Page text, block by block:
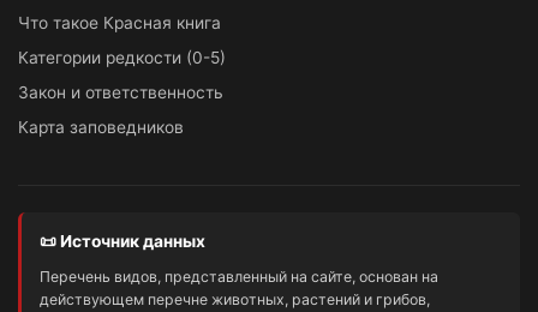
Что такое Красная книга
Категории редкости (0-5)
Закон и ответственность
Карта заповедников
📜 Источник данных
Перечень видов, представленный на сайте, основан на
действующем перечне животных, растений и грибов,